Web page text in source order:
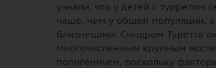
узнали, что у детей с турретом
чаще, чем у общей популяции, а
близнецами. Синдром Туретта
многочисленным крупным
полигеничен, поскольку